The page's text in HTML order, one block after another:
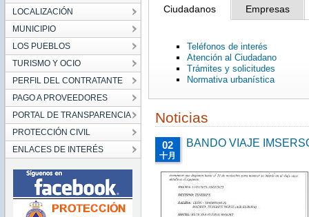
LOCALIZACIÓN
MUNICIPIO
LOS PUEBLOS
TURISMO Y OCIO
PERFIL DEL CONTRATANTE
PAGO A PROVEEDORES
PORTAL DE TRANSPARENCIA
PROTECCIÓN CIVIL
ENLACES DE INTERÉS
Ciudadanos Empresas
Teléfonos de interés
Atención al Ciudadano
Trámites y solicitudes
Normativa urbanística
Noticias
02
十月
BANDO VIAJE